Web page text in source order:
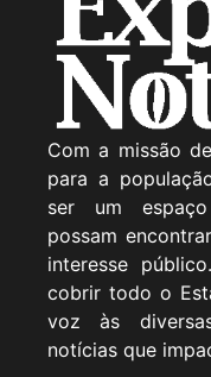
Com a missão
para a
ser um
possam
interesse
cobrir todo o
voz às
notícias que